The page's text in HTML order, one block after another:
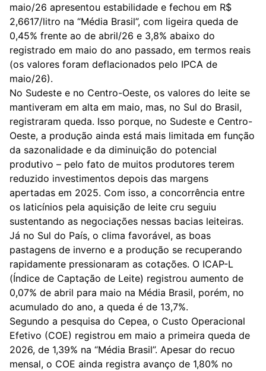
maio/26 apresentou estabilidade e fechou em R$
2,6617/litro na “Média Brasil”, com ligeira queda de
0,45% frente ao de abril/26 e 3,8% abaixo do
registrado em maio do ano passado, em termos reais
(os valores foram deflacionados pelo IPCA de
maio/26).
No Sudeste e no Centro-Oeste, os valores do leite se
mantiveram em alta em maio, mas, no Sul do Brasil,
registraram queda. Isso porque, no Sudeste e Centro-
Oeste, a produção ainda está mais limitada em função
da sazonalidade e da diminuição do potencial
produtivo – pelo fato de muitos produtores terem
reduzido investimentos depois das margens
apertadas em 2025. Com isso, a concorrência entre
os laticínios pela aquisição de leite cru seguiu
sustentando as negociações nessas bacias leiteiras.
Já no Sul do País, o clima favorável, as boas
pastagens de inverno e a produção se recuperando
rapidamente pressionaram as cotações. O ICAP-L
(Índice de Captação de Leite) registrou aumento de
0,07% de abril para maio na Média Brasil, porém, no
acumulado do ano, a queda é de 13,7%.
Segundo a pesquisa do Cepea, o Custo Operacional
Efetivo (COE) registrou em maio a primeira queda de
2026, de 1,39% na “Média Brasil”. Apesar do recuo
mensal, o COE ainda registra avanço de 1,80% no